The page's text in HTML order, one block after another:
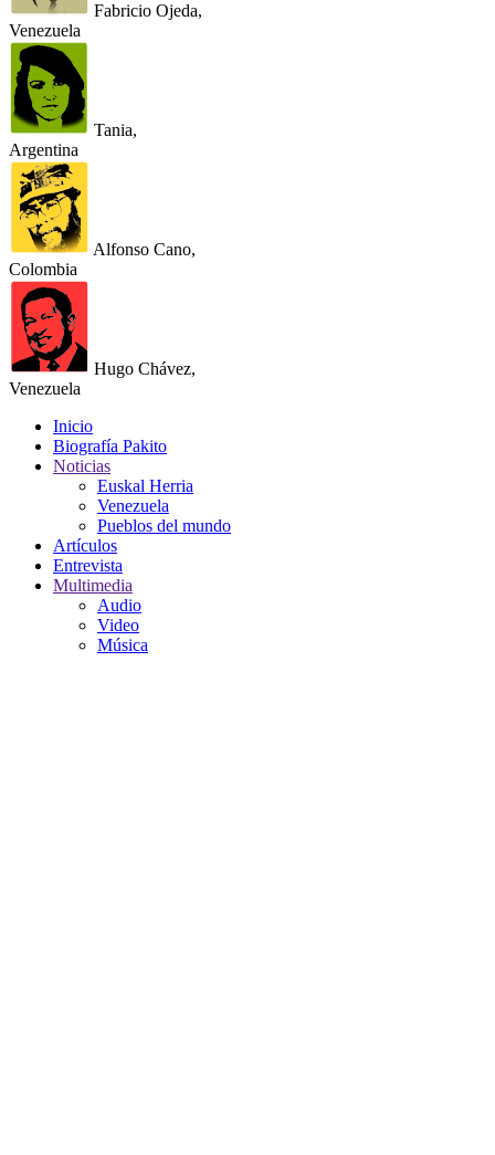
Fabricio Ojeda,
Venezuela
Tania,
Argentina
Alfonso Cano,
Colombia
Hugo Chávez,
Venezuela
Inicio
Biografía Pakito
Noticias
Euskal Herria
Venezuela
Pueblos del mundo
Artículos
Entrevista
Multimedia
Audio
Video
Música